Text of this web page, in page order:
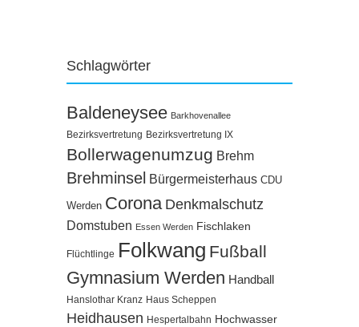
Schlagwörter
Baldeneysee Barkhovenallee
Bezirksvertretung Bezirksvertretung IX
Bollerwagenumzug Brehm
Brehminsel Bürgermeisterhaus CDU
Werden Corona Denkmalschutz
Domstuben Essen Werden Fischlaken
Flüchtlinge Folkwang Fußball
Gymnasium Werden Handball
Hanslothar Kranz Haus Scheppen
Heidhausen Hespertalbahn Hochwasser